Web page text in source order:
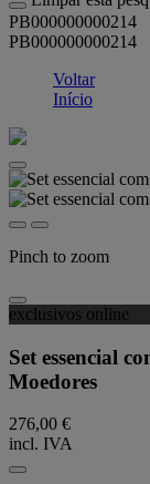
PB000000000214
PB000000000214
Voltar
Início
Pinch to zoom
exclusivos online
Set essencial
Moedores
276,00 €
incl. IVA